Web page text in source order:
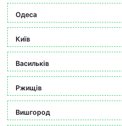
Одеса
Київ
Васильків
Ржищів
Вишгород